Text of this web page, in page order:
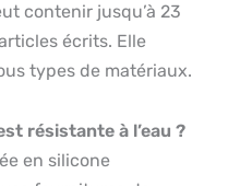
contenir jusqu’à 23
écrits. Elle
types de matériaux.
résistante à l’eau ?
en silicone